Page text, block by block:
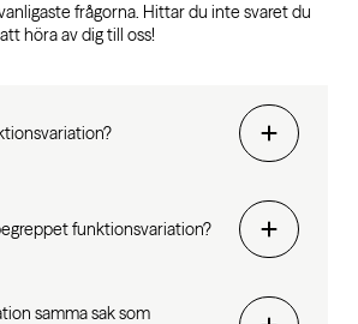
frågorna. Hittar du inte svaret du
höra av dig till oss!
funktionsvariation?
samma sak som